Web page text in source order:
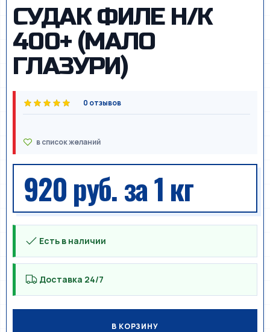
СУДАК ФИЛЕ Н/К
400+ (МАЛО
ГЛАЗУРИ)
0 отзывов
920 руб.за 1 кг
Есть в наличии
Доставка 24/7
В КОРЗИНУ